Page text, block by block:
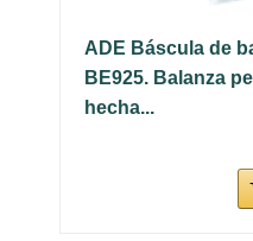
ADE Báscula de
BE925. Balanza
hecha...